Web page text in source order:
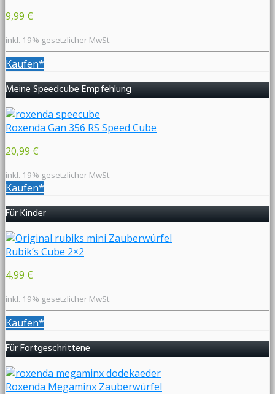
9,99 €
inkl. 19% gesetzlicher MwSt.
Kaufen*
Meine Speedcube Empfehlung
Roxenda Gan 356 RS Speed Cube
20,99 €
inkl. 19% gesetzlicher MwSt.
Kaufen*
Für Kinder
Rubik’s Cube 2×2
4,99 €
inkl. 19% gesetzlicher MwSt.
Kaufen*
Für Fortgeschrittene
Roxenda Megaminx Zauberwürfel